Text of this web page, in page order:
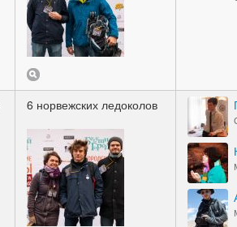
6 норвежских ледоколов